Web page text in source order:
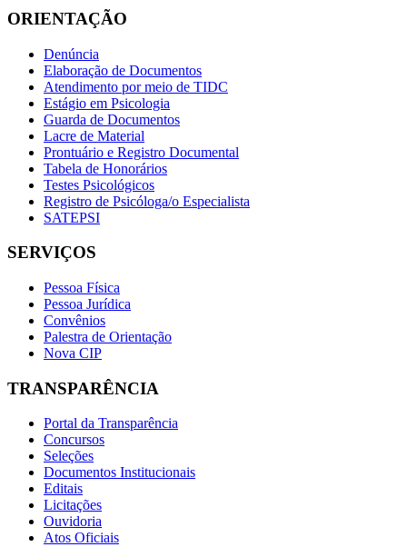
ORIENTAÇÃO
Denúncia
Elaboração de Documentos
Atendimento por meio de TIDC
Estágio em Psicologia
Guarda de Documentos
Lacre de Material
Prontuário e Registro Documental
Tabela de Honorários
Testes Psicológicos
Registro de Psicóloga/o Especialista
SATEPSI
SERVIÇOS
Pessoa Física
Pessoa Jurídica
Convênios
Palestra de Orientação
Nova CIP
TRANSPARÊNCIA
Portal da Transparência
Concursos
Seleções
Documentos Institucionais
Editais
Licitações
Ouvidoria
Atos Oficiais